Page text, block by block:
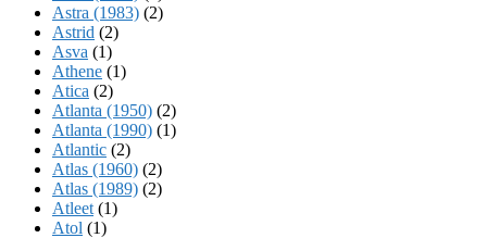
Astra (1983) (2)
Astrid (2)
Asva (1)
Athene (1)
Atica (2)
Atlanta (1950) (2)
Atlanta (1990) (1)
Atlantic (2)
Atlas (1960) (2)
Atlas (1989) (2)
Atleet (1)
Atol (1)